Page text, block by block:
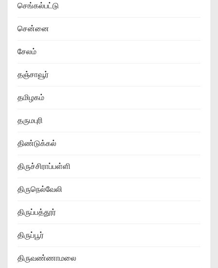
செங்கல்பட்டு
சென்னை
சேலம்
தஞ்சாவூர்
தமிழகம்
தருமபுரி
திண்டுக்கல்
திருச்சிராப்பள்ளி
திருநெல்வேலி
திருப்பத்தூர்
திருப்பூர்
திருவண்ணாமலை